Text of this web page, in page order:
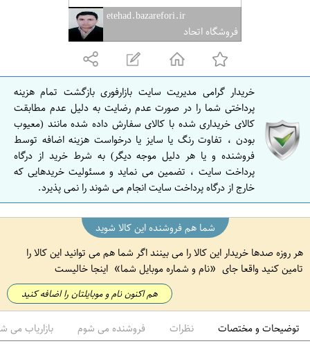
ن
ا
ص
ف
ه
ا
ن
etehad.bazarefori.ir
فروشگاه اتحاد
خریدار گرامی مدیریت سایت بازارفوری بازگشت تمام هزینه
پرداختی شما را در صورت عدم رضایت به دلیل عدم مطابقت
کالای خریداری شده با کالای سفارش داده شده مانند (معیوب
بودن ، تفاوت رنگ یا سایز یا درخواست هزینه اضافه توسط
فروشنده و یا هر دلیل موجه دیگر) به شرط خرید از درگاه
پرداخت سایت ، تضمین می نماید و مسئولیت خریدهایی که
خارج از درگاه پرداخت سایت انجام می شوند را نمی پذیرد.
شما هم فروشنده این کالا شوید
هر روزه صدها خریدار این کالا را می بینند اگر شما هم می توانید این کالا را
تامین کنید واقعا جای
نام و شماره موبایل شما اینجا خالیست
هم اکنون نام و موبایلتان را اضافه کنید
توضیحات و مختصات نظرات فروشنده می شوم بازاریاب می